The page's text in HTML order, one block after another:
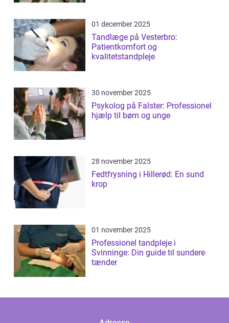
01 december 2025
Tandlæge på Vesterbro:
Patientkomfort og
kvalitetstandpleje
30 november 2025
Psykolog på Falster: Professionel
hjælp til børn og unge
28 november 2025
Fedtfrysning i Hillerød: En sund
krop
01 november 2025
Professionel tandpleje i
Svinninge: Din guide til sundere
tænder